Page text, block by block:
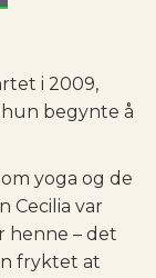
i 2009,
begynte å
yoga og de
Cecilia var
henne – det
fryktet at